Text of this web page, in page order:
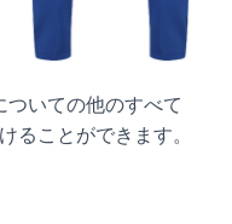
ついての他のすべて
ることができます。